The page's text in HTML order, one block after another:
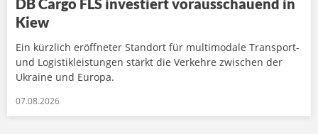
Kiew
Ein kürzlich eröffneter Standort für multimodale Transport-
und Logistikleistungen stärkt die Verkehre zwischen der
Ukraine und Europa.
07.08.2026